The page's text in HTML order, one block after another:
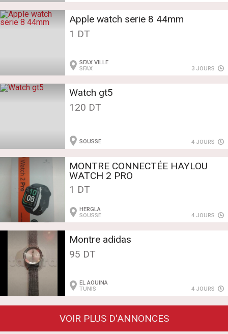
Apple watch serie 8 44mm
1 DT
SFAX VILLE
SFAX
3 JOURS
Watch gt5
120 DT
SOUSSE 4 JOURS
MONTRE CONNECTÉE HAYLOU
WATCH 2 PRO
1 DT
HERGLA
SOUSSE
4 JOURS
Montre adidas
95 DT
EL AOUINA
TUNIS
4 JOURS
VOIR PLUS D'ANNONCES